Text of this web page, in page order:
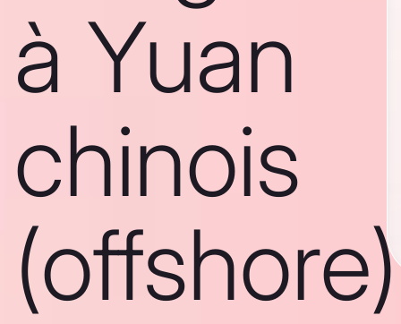
à Yuan
chinois
(offshore)